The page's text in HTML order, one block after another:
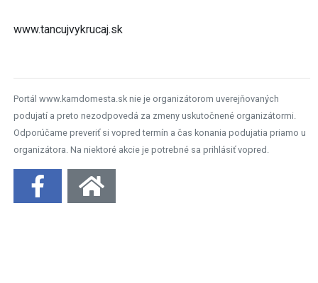
www.tancujvykrucaj.sk
Portál www.kamdomesta.sk nie je organizátorom uverejňovaných
podujatí a preto nezodpovedá za zmeny uskutočnené organizátormi.
Odporúčame preveriť si vopred termín a čas konania podujatia priamo u
organizátora. Na niektoré akcie je potrebné sa prihlásiť vopred.